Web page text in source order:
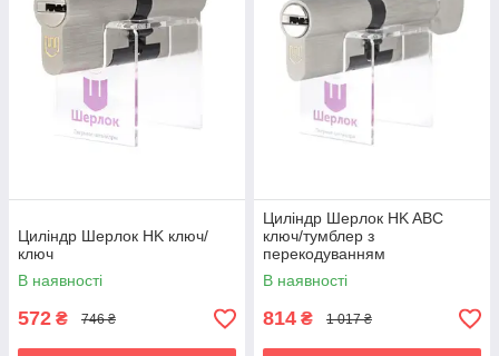
Циліндр Шерлок HK ключ/
ключ
В наявності
572 ₴ 746 ₴
Циліндр Шерлок HK ABC
ключ/тумблер з
перекодуванням
В наявності
814 ₴ 1 017 ₴